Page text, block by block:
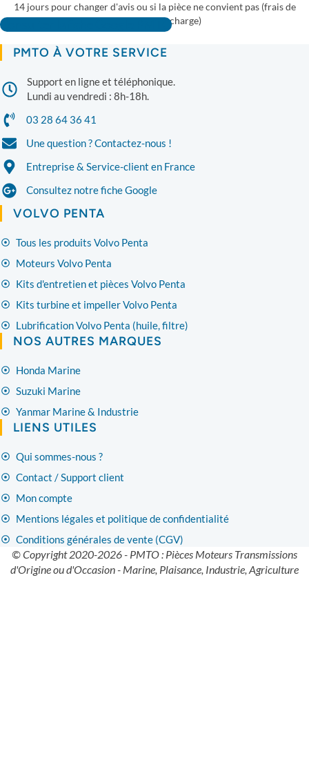
14 jours pour changer d'avis ou si la pièce ne convient pas (frais de
retour à votre charge)
Consulter la fiche Google PMTO
PMTO À VOTRE SERVICE
Support en ligne et téléphonique.
Lundi au vendredi : 8h-18h.
03 28 64 36 41
Une question ? Contactez-nous !
Entreprise & Service-client en France
Consultez notre fiche Google
VOLVO PENTA
Tous les produits Volvo Penta
Moteurs Volvo Penta
Kits d'entretien et pièces Volvo Penta
Kits turbine et impeller Volvo Penta
Lubrification Volvo Penta (huile, filtre)
NOS AUTRES MARQUES
Honda Marine
Suzuki Marine
Yanmar Marine & Industrie
LIENS UTILES
Qui sommes-nous ?
Contact / Support client
Mon compte
Mentions légales et politique de confidentialité
Conditions générales de vente (CGV)
© Copyright 2020-2026 - PMTO : Pièces Moteurs Transmissions
d'Origine ou d'Occasion - Marine, Plaisance, Industrie, Agriculture